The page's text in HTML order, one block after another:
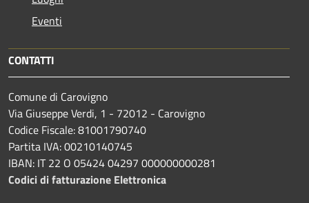
Eventi
CONTATTI
Comune di Carovigno
Via Giuseppe Verdi, 1 - 72012 - Carovigno
Codice Fiscale: 81001790740
Partita IVA: 00210140745
IBAN: IT 22 O 05424 04297 000000000281
Codici di fatturazione Elettronica